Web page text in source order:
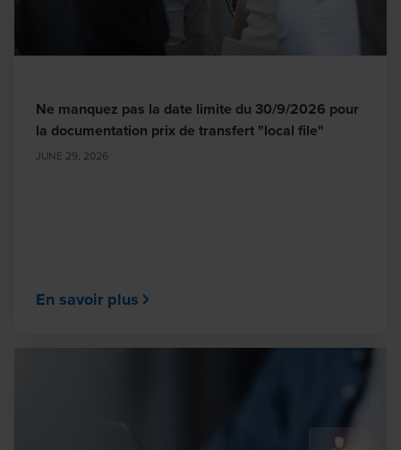
Ne manquez pas la date limite du 30/9/2026 pour
la documentation prix de transfert "local file"
JUNE 29, 2026
En savoir plus